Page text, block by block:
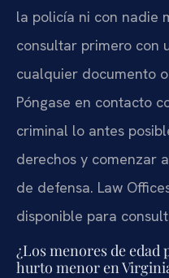
la policía ni con nadie
consultar primero con
cualquier documento
Póngase en contacto
criminal lo antes
derechos y comenzar
de defensa. Law
disponible para
¿Los menores de edad
hurto menor en